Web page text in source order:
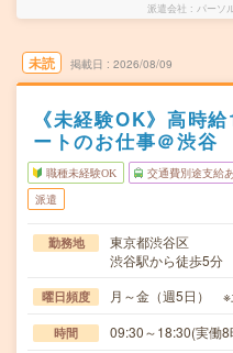
派遣会社 パーソ
未読 掲載日 2026/08/09
《未経験OK》高時
ートのお仕事＠渋谷
職種未経験OK 交通費別途支給
派遣
勤務地
東京都渋谷区
渋谷駅から徒歩5分
曜日頻度 月～金（週5日） ※
時間 09:30～18:30(実働